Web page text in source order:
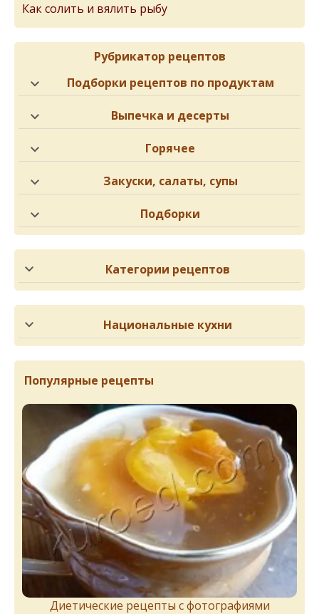
Как солить и вялить рыбу
Рубрикатор рецептов
Подборки рецептов по продуктам
Выпечка и десерты
Горячее
Закуски, салаты, супы
Подборки
Категории рецептов
Национальные кухни
Популярные рецепты
Диетические рецепты с фотографиями